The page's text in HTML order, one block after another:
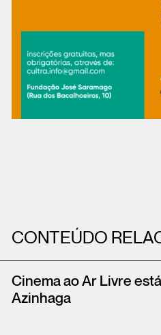
CONTEÚDO
Cinema ao Ar Livre
Azinhaga